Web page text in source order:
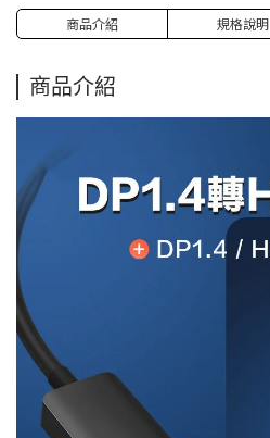
商品介紹 規格說明
商品介紹